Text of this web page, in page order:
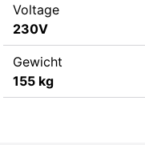
Voltage
230V
Gewicht
155 kg